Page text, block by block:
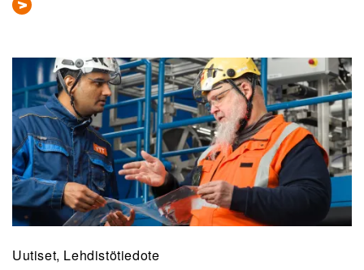
Uutiset, Lehdistötiedote